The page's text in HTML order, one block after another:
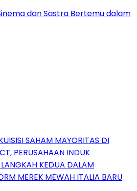
dan Sastra Bertemu dalam
SAHAM MAYORITAS DI
PERUSAHAAN INDUK
KEDUA DALAM
MEREK MEWAH ITALIA BARU